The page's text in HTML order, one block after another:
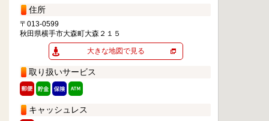
住所
〒013-0599
秋田県横手市大森町大森２１５
大きな地図で見る
取り扱いサービス
キャッシュレス